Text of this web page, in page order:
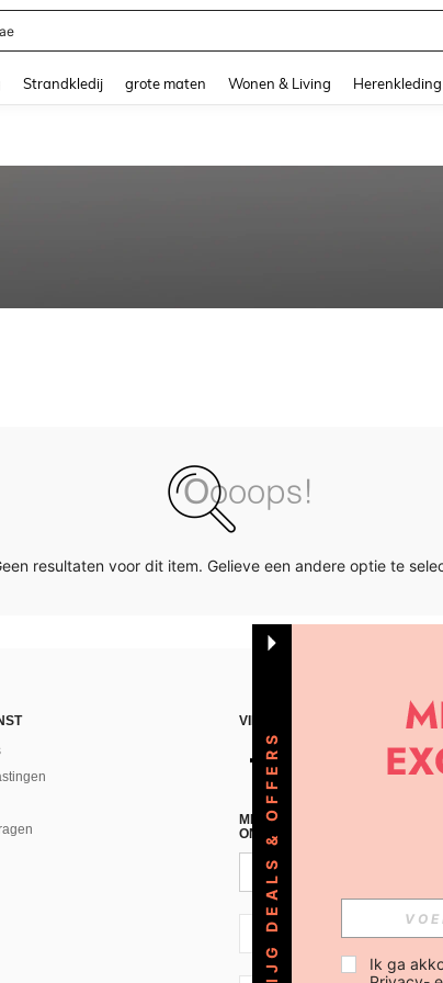
Strandkledij grote maten Wonen & Living Herenkleding
resultaten voor dit item. Gelieve een andere optie te
VIND ONS
MELD JE A AN VOOR ONZE
ONTVANGEN!(AFMELDEN IS
NL + 31
KRIJG DEALS & OFFERS Ik ga